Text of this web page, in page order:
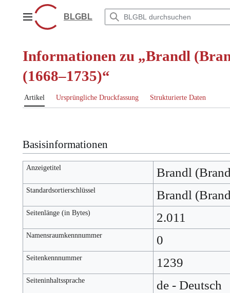
springenHauptmenüBLGBL
Informationen zu „Brandl
(1668–1735)“
Artikel Ursprüngliche Druckfassung Strukturierte Daten
Basisinformationen
Anzeigetitel Brandl
Standardsortierschlüssel Brandl
Seitenlänge (in Bytes) 2.011
Namensraumkennnummer 0
Seitenkennnummer 1239
Seiteninhaltssprache de - Deutsch